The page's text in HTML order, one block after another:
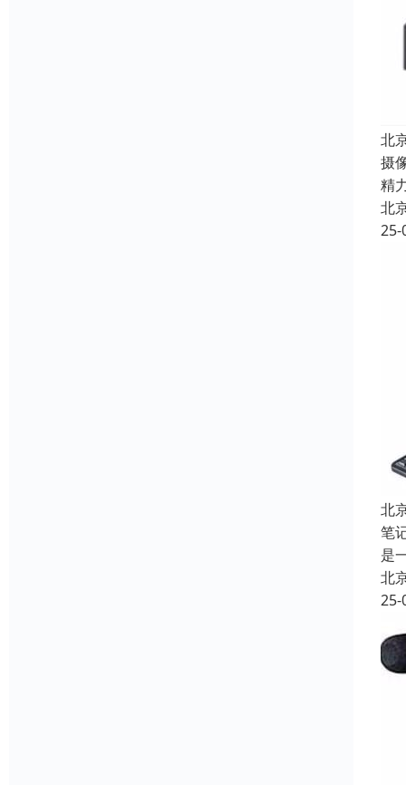
北
摄
精
北
25-
北
笔
是
北
25-